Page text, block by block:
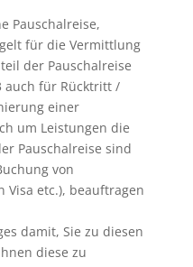
Pauschalreise,
für die Vermittlung
der Pauschalreise
auch für Rücktritt /
einer
um Leistungen die
Pauschalreise sind
von
Visa etc.), beauftragen
damit, Sie zu diesen
diese zu